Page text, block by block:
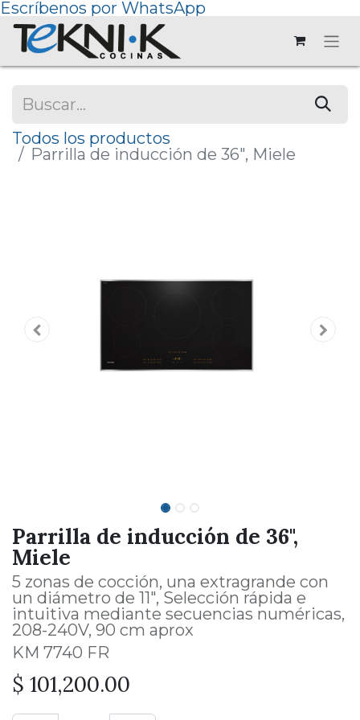
Escríbenos por WhatsApp
Todos los productos
Parrilla de inducción de 36", Miele
Parrilla de inducción de 36",
Miele
5 zonas de cocción, una extragrande con
un diámetro de 11", Selección rápida e
intuitiva mediante secuencias numéricas,
208-240V, 90 cm aprox
KM 7740 FR
$ 101,200.00